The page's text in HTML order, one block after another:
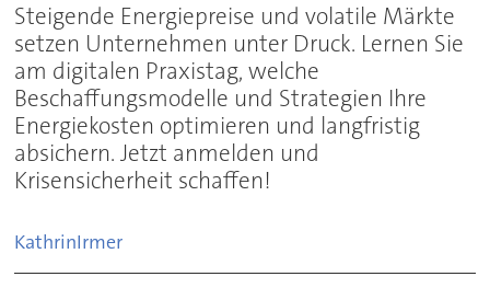
Steigende Energiepreise und volatile Märkte
setzen Unternehmen unter Druck. Lernen Sie
am digitalen Praxistag, welche
Beschaffungsmodelle und Strategien Ihre
Energiekosten optimieren und langfristig
absichern. Jetzt anmelden und
Krisensicherheit schaffen!
KathrinIrmer